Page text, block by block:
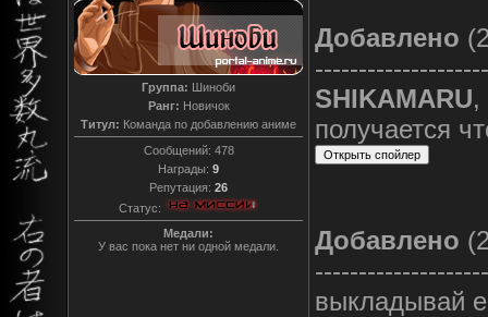
Группа: Шиноби
Ранг: Новичок
Титул: Команда по добавлению аниме
Сообщений: 478
Награды: 9
Репутация: 26
Статус:
Медали:
У вас пока нет ни одной медали.
Добавлено
SHIKAMARU,
получается
Добавлено
выкладывай